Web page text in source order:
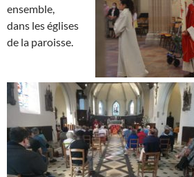
ensemble,
dans les églises
de la paroisse.